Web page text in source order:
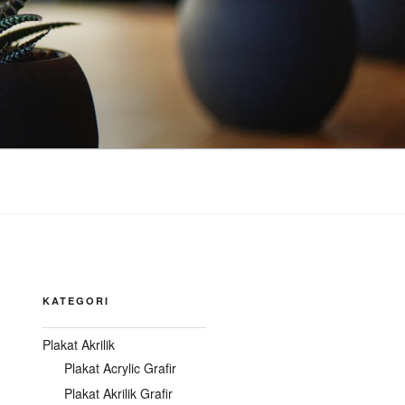
KATEGORI
Plakat Akrilik
Plakat Acrylic Grafir
Plakat Akrilik Grafir